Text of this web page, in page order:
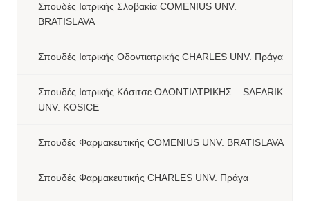
Σπουδές Ιατρικής Σλοβακία COMENIUS UNV.
BRATISLAVA
Σπουδές Ιατρικής Οδοντιατρικής CHARLES UNV. Πράγα
Σπουδές Ιατρικής Κόσιτσε ΟΔΟΝΤΙΑΤΡΙΚΗΣ – SAFARIK
UNV. KOSICE
Σπουδές Φαρμακευτικής COMENIUS UNV. BRATISLAVA
Σπουδές Φαρμακευτικής CHARLES UNV. Πράγα